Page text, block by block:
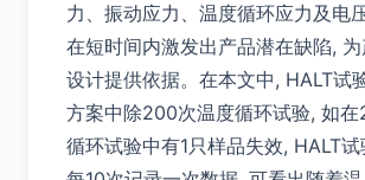
力、振动应力、温度循环应力及电
在短时间内激发出产品潜在缺陷,
设计提供依据。在本文中, HALT试
方案中除200次温度循环试验, 如
循环试验中有1只样品失效, HALT试